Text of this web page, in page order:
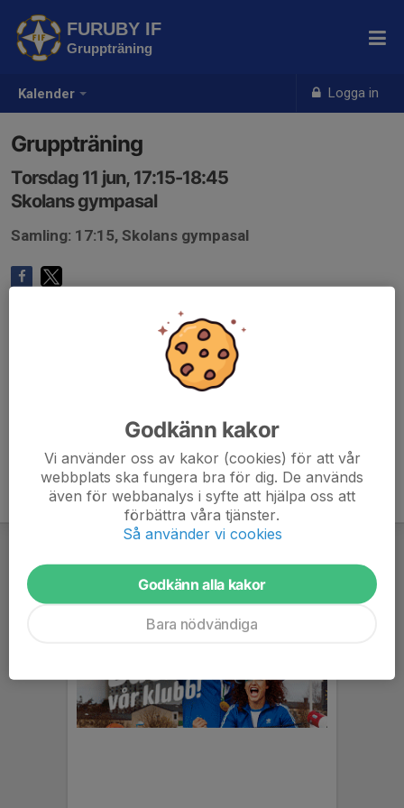
Kalender Logga in
FURUBY IF
Gruppträning
Gruppträning
Torsdag 11 jun, 17:15-18:45
Skolans gympasal
Samling: 17:15, Skolans gympasal
Godkänn kakor
Vi använder oss av kakor (cookies) för att vår
webbplats ska fungera bra för dig. De används
även för webbanalys i syfte att hjälpa oss att
förbättra våra tjänster.
Så använder vi cookies
Godkänn alla kakor
Bara nödvändiga